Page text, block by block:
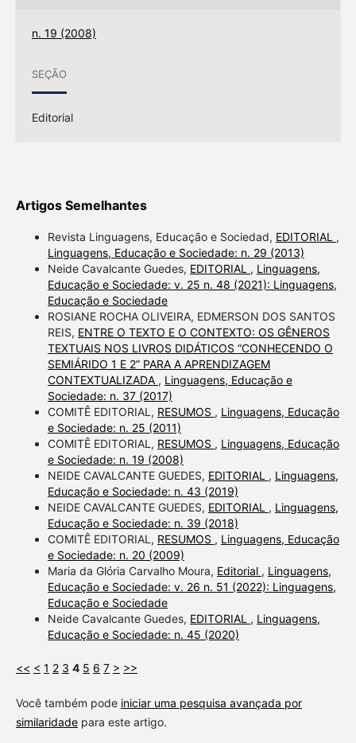
n. 19 (2008)
SEÇÃO
Editorial
Artigos Semelhantes
Revista Linguagens, Educação e Sociedad, EDITORIAL ,
Linguagens, Educação e Sociedade: n. 29 (2013)
Neide Cavalcante Guedes, EDITORIAL , Linguagens,
Educação e Sociedade: v. 25 n. 48 (2021): Linguagens,
Educação e Sociedade
ROSIANE ROCHA OLIVEIRA, EDMERSON DOS SANTOS
REIS, ENTRE O TEXTO E O CONTEXTO: OS GÊNEROS
TEXTUAIS NOS LIVROS DIDÁTICOS “CONHECENDO O
SEMIÁRIDO 1 E 2” PARA A APRENDIZAGEM
CONTEXTUALIZADA , Linguagens, Educação e
Sociedade: n. 37 (2017)
COMITÊ EDITORIAL, RESUMOS , Linguagens, Educação
e Sociedade: n. 25 (2011)
COMITÊ EDITORIAL, RESUMOS , Linguagens, Educação
e Sociedade: n. 19 (2008)
NEIDE CAVALCANTE GUEDES, EDITORIAL , Linguagens,
Educação e Sociedade: n. 43 (2019)
NEIDE CAVALCANTE GUEDES, EDITORIAL , Linguagens,
Educação e Sociedade: n. 39 (2018)
COMITÊ EDITORIAL, RESUMOS , Linguagens, Educação
e Sociedade: n. 20 (2009)
Maria da Glória Carvalho Moura, Editorial , Linguagens,
Educação e Sociedade: v. 26 n. 51 (2022): Linguagens,
Educação e Sociedade
Neide Cavalcante Guedes, EDITORIAL , Linguagens,
Educação e Sociedade: n. 45 (2020)
<< < 1 2 3 4 5 6 7 > >>
Você também pode iniciar uma pesquisa avançada por
similaridadepara este artigo.